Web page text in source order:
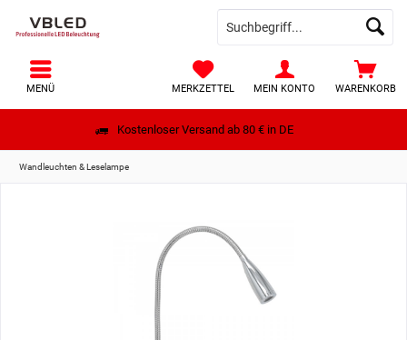
Kostenloser Versand ab 80 € in DE
WARENKORB
MERKZETTEL MEIN KONTO
MENÜ
Wandleuchten & Leselampe